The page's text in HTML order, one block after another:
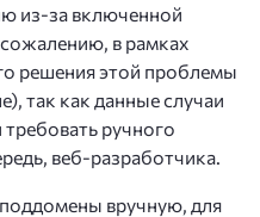
из-за включенной
в рамках
решения этой проблемы
так как данные случаи
ручного
веб-разработчика.
вручную, для